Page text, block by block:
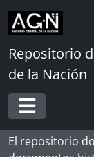
Skip to main content
Repositorio
de la Nación
Toggle
El repositorio